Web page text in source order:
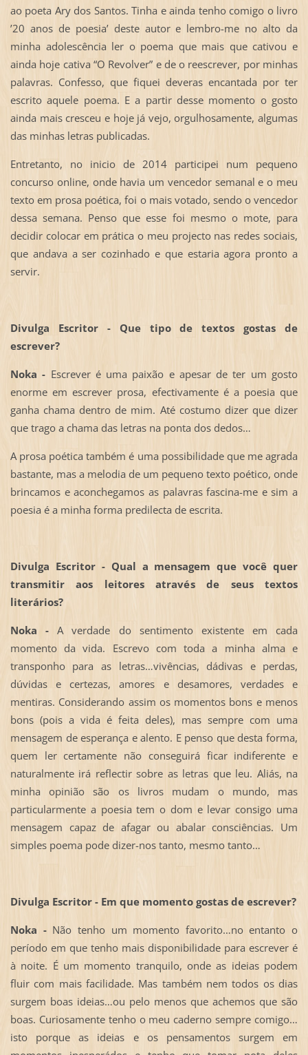
ao poeta Ary dos Santos. Tinha e ainda tenho comigo o livro
’20 anos de poesia’ deste autor e lembro-me no alto da
minha adolescência ler o poema que mais que cativou e
ainda hoje cativa “O Revolver” e de o reescrever, por minhas
palavras. Confesso, que fiquei deveras encantada por ter
escrito aquele poema. E a partir desse momento o gosto
ainda mais cresceu e hoje já vejo, orgulhosamente, algumas
das minhas letras publicadas.
Entretanto, no inicio de 2014 participei num pequeno
concurso online, onde havia um vencedor semanal e o meu
texto em prosa poética, foi o mais votado, sendo o vencedor
dessa semana. Penso que esse foi mesmo o mote, para
decidir colocar em prática o meu projecto nas redes sociais,
que andava a ser cozinhado e que estaria agora pronto a
servir.
Divulga Escritor - Que tipo de textos gostas de
escrever?
Noka - Escrever é uma paixão e apesar de ter um gosto
enorme em escrever prosa, efectivamente é a poesia que
ganha chama dentro de mim. Até costumo dizer que dizer
que trago a chama das letras na ponta dos dedos…
A prosa poética também é uma possibilidade que me agrada
bastante, mas a melodia de um pequeno texto poético, onde
brincamos e aconchegamos as palavras fascina-me e sim a
poesia é a minha forma predilecta de escrita.
Divulga Escritor - Qual a mensagem que você quer
transmitir aos leitores através de seus textos
literários?
Noka - A verdade do sentimento existente em cada
momento da vida. Escrevo com toda a minha alma e
transponho para as letras…vivências, dádivas e perdas,
dúvidas e certezas, amores e desamores, verdades e
mentiras. Considerando assim os momentos bons e menos
bons (pois a vida é feita deles), mas sempre com uma
mensagem de esperança e alento. E penso que desta forma,
quem ler certamente não conseguirá ficar indiferente e
naturalmente irá reflectir sobre as letras que leu. Aliás, na
minha opinião são os livros mudam o mundo, mas
particularmente a poesia tem o dom e levar consigo uma
mensagem capaz de afagar ou abalar consciências. Um
simples poema pode dizer-nos tanto, mesmo tanto…
Divulga Escritor - Em que momento gostas de escrever?
Noka -Não tenho um momento favorito…no entanto o
período em que tenho mais disponibilidade para escrever é
à noite. É um momento tranquilo, onde as ideias podem
fluir com mais facilidade. Mas também nem todos os dias
surgem boas ideias…ou pelo menos que achemos que são
boas. Curiosamente tenho o meu caderno sempre comigo…
isto porque as ideias e os pensamentos surgem em